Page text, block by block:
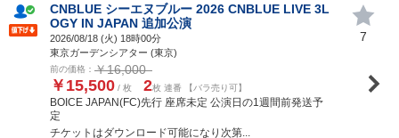
CNBLUE シーエヌブルー 2026 CNBLUE LIVE 3L
OGY IN JAPAN 追加公演
2026/08/18 (火) 18時00分
東京ガーデンシアター (東京)
前の価格： ￥16,000
￥15,500 / 枚 2枚 連番 【バラ売り可】
BOICE JAPAN(FC)先行 座席未定 公演日の1週間前発送予
定
チケットはダウンロード可能になり次第...
7